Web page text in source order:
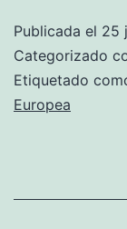
Publicada el 25
Categorizado
Etiquetado
Europea